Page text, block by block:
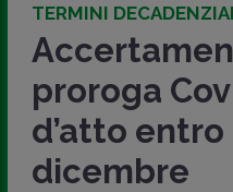
TERMINI
proroga
d’atto entro
dicembre